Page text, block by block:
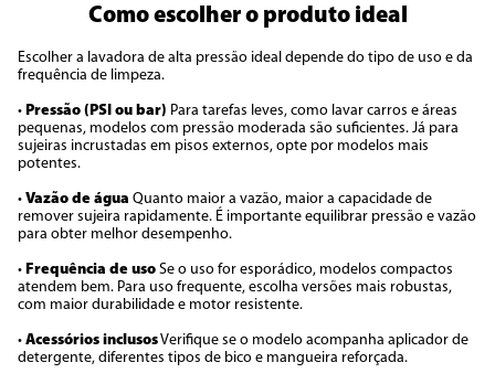
Como escolher o produto ideal
Escolher a lavadora de alta pressão ideal depende do tipo de uso e da
frequência de limpeza.
• Pressão (PSI ou bar) Para tarefas leves, como lavar carros e áreas
pequenas, modelos com pressão moderada são suficientes. Já para
sujeiras incrustadas em pisos externos, opte por modelos mais
potentes.
• Vazão de água Quanto maior a vazão, maior a capacidade de
remover sujeira rapidamente. É importante equilibrar pressão e vazão
para obter melhor desempenho.
• Frequência de uso Se o uso for esporádico, modelos compactos
atendem bem. Para uso frequente, escolha versões mais robustas,
com maior durabilidade e motor resistente.
• Acessórios inclusosVerifique se o modelo acompanha aplicador de
detergente, diferentes tipos de bico e mangueira reforçada.